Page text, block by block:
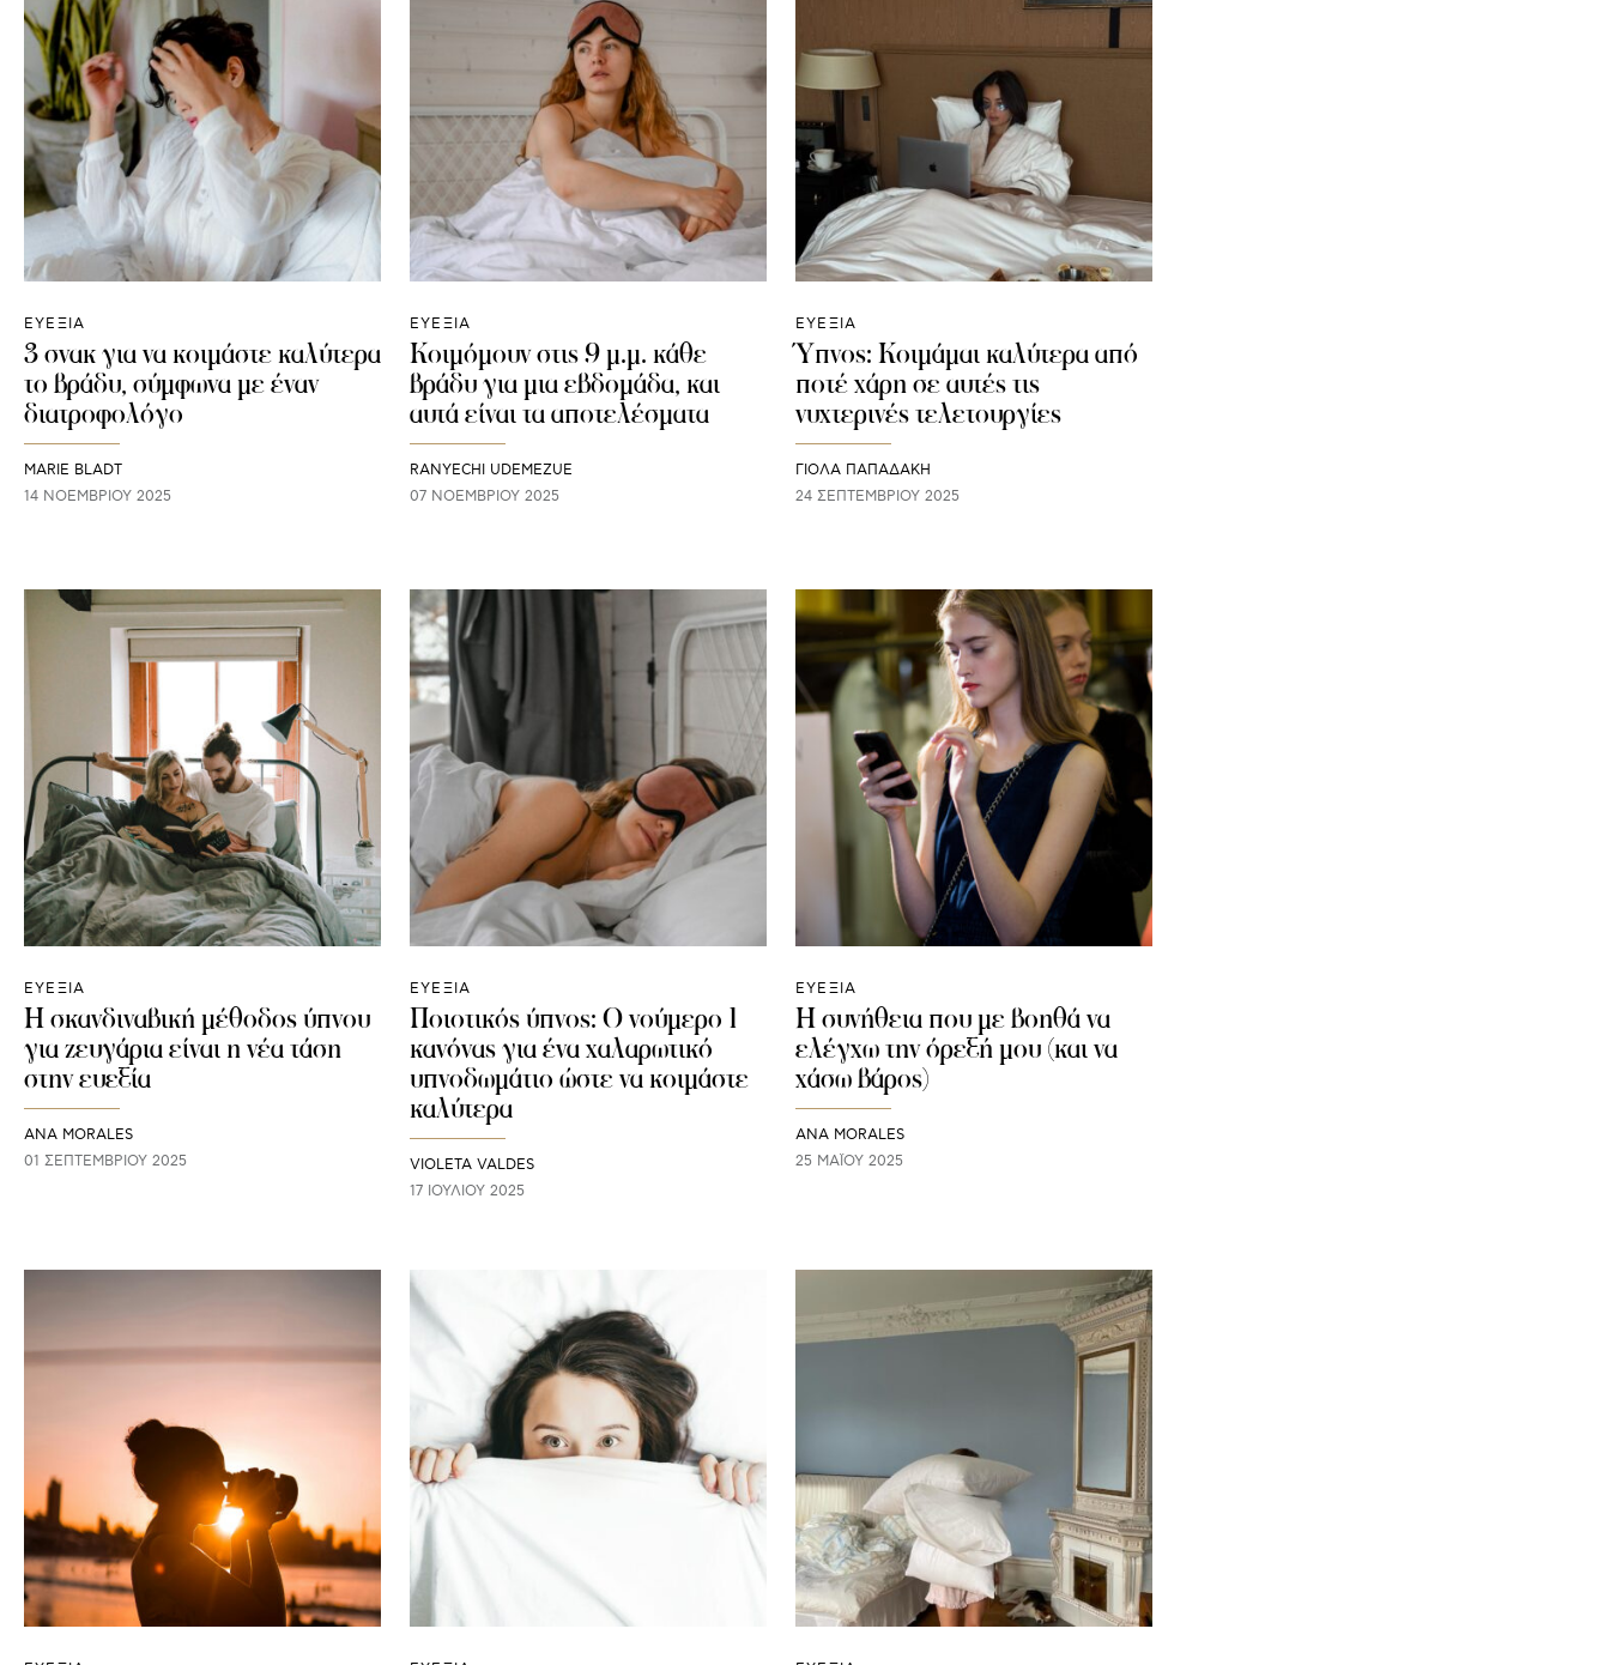
ΕΥΕΞΙΑ
3 σνακ για να κοιμάστε καλύτερα
το βράδυ, σύμφωνα με έναν
διατροφολόγο
MARIE BLADT
14 ΝΟΕΜΒΡΊΟΥ 2025
ΕΥΕΞΙΑ
Κοιμόμουν στις 9 μ.μ. κάθε
βράδυ για μια εβδομάδα, και
αυτά είναι τα αποτελέσματα
RANYECHI UDEMEZUE
07 ΝΟΕΜΒΡΊΟΥ 2025
ΕΥΕΞΙΑ
Ύπνος: Κοιμάμαι καλύτερα από
ποτέ χάρη σε αυτές τις
νυχτερινές τελετουργίες
ΓΙΌΛΑ ΠΑΠΑΔΆΚΗ
24 ΣΕΠΤΕΜΒΡΊΟΥ 2025
ΕΥΕΞΙΑ
Η σκανδιναβική μέθοδος ύπνου
για ζευγάρια είναι η νέα τάση
στην ευεξία
ANA MORALES
01 ΣΕΠΤΕΜΒΡΊΟΥ 2025
ΕΥΕΞΙΑ
Ποιοτικός ύπνος: Ο νούμερο 1
κανόνας για ένα χαλαρωτικό
υπνοδωμάτιο ώστε να κοιμάστε
καλύτερα
VIOLETA VALDES
17 ΙΟΥΛΊΟΥ 2025
ΕΥΕΞΙΑ
Η συνήθεια που με βοηθά να
ελέγχω την όρεξή μου (και να
χάσω βάρος)
ANA MORALES
25 ΜΑΪ́ΟΥ 2025